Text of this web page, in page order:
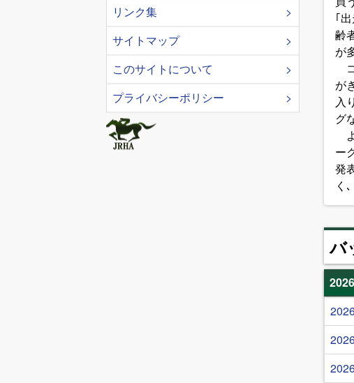
リンク集
サイトマップ
このサイトについて
プライバシーポリシー
｢
齢
が
が
入
グ
ー
発
く
バ